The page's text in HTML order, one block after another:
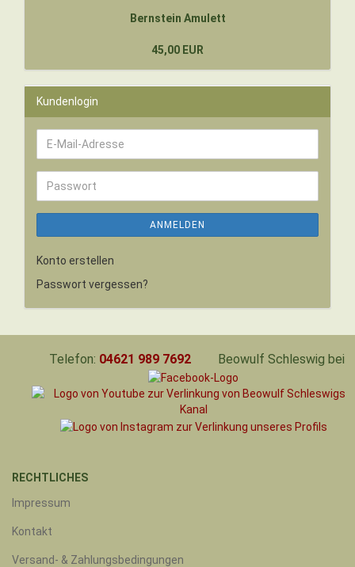
Bernstein Amulett
45,00 EUR
Kundenlogin
E-
Mail-
Adresse
Passwort
ANMELDEN
Konto erstellen
Passwort vergessen?
Telefon: 04621 989 7692 Beowulf Schleswig bei
RECHTLICHES
Impressum
Kontakt
Versand- & Zahlungsbedingungen